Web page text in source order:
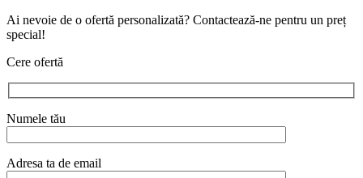
Ai nevoie de o ofertă personalizată? Contactează-ne pentru un preț
special!
Cere ofertă
Numele tău
Adresa ta de email